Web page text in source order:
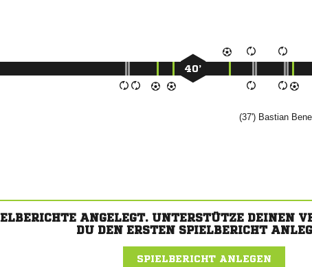
40’
(37') 
ANGELEGT. UNTERSTÜTZE DEINEN
DU DEN ERSTEN SPIELBERICHT
SPIELBERICHT ANLEGEN